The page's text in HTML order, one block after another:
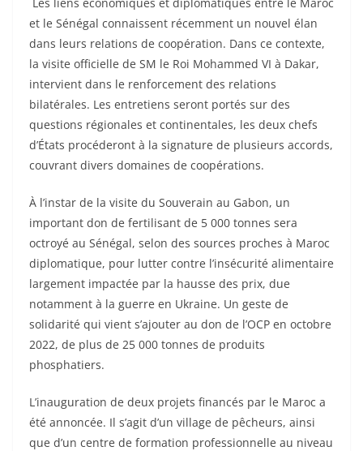
et le Sénégal connaissent récemment un nouvel élan
dans leurs relations de coopération. Dans ce contexte,
la visite officielle de SM le Roi Mohammed VI à Dakar,
intervient dans le renforcement des relations
bilatérales. Les entretiens seront portés sur des
questions régionales et continentales, les deux chefs
d’États procéderont à la signature de plusieurs accords,
couvrant divers domaines de coopérations.
À l’instar de la visite du Souverain au Gabon, un
important don de fertilisant de 5 000 tonnes sera
octroyé au Sénégal, selon des sources proches à Maroc
diplomatique, pour lutter contre l’insécurité alimentaire
largement impactée par la hausse des prix, due
notamment à la guerre en Ukraine. Un geste de
solidarité qui vient s’ajouter au don de l’OCP en octobre
2022, de plus de 25 000 tonnes de produits
phosphatiers.
L’inauguration de deux projets financés par le Maroc a
été annoncée. Il s’agit d’un village de pêcheurs, ainsi
que d’un centre de formation professionnelle au niveau